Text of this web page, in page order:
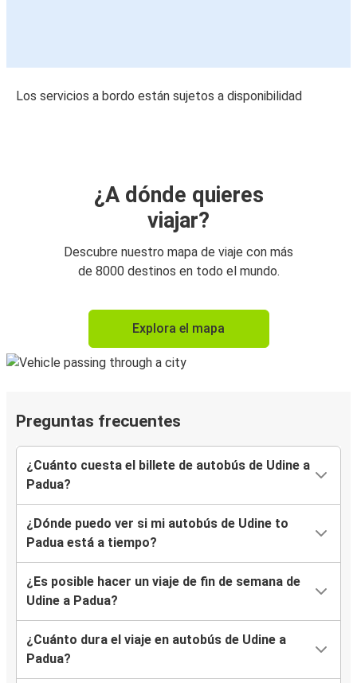
Los servicios a bordo están sujetos a disponibilidad
¿A dónde quieres
viajar?
Descubre nuestro mapa de viaje con más
de 8000 destinos en todo el mundo.
Explora el mapa
Preguntas frecuentes
¿Cuánto cuesta el billete de autobús de Udine a
Padua?
¿Dónde puedo ver si mi autobús de Udine to
Padua está a tiempo?
¿Es posible hacer un viaje de fin de semana de
Udine a Padua?
¿Cuánto dura el viaje en autobús de Udine a
Padua?